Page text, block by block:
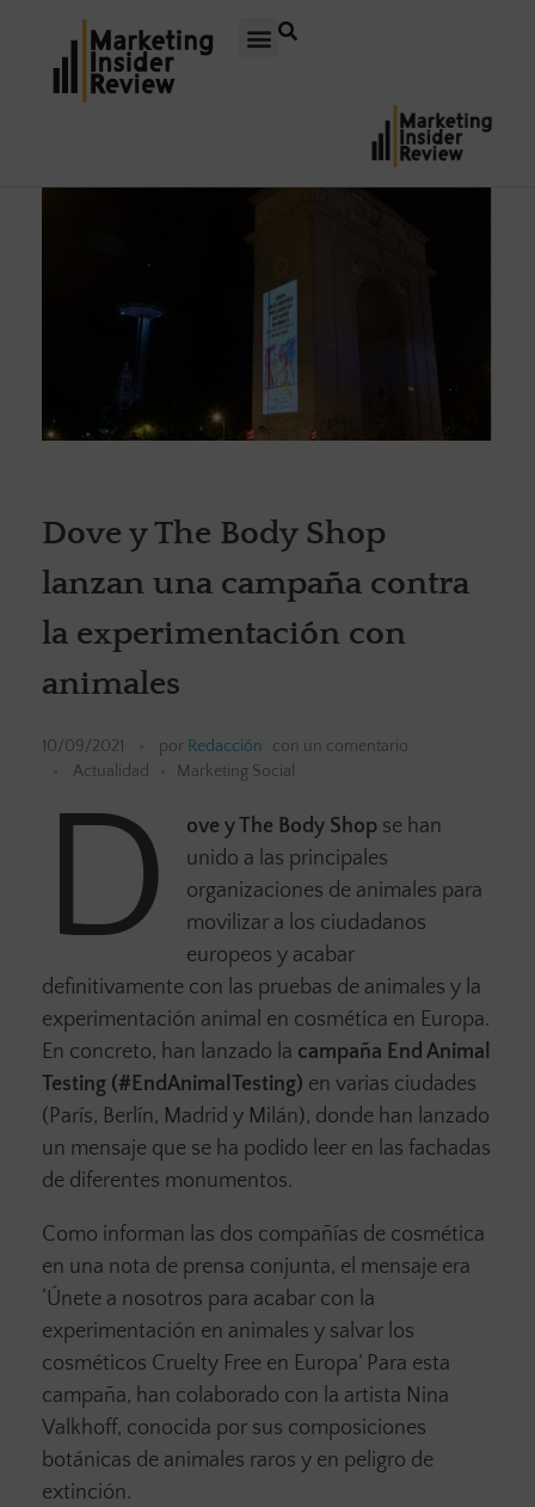
Dove y The Body Shop
lanzan una campaña contra
la experimentación con
animales
10/09/2021 por Redacción con un comentario
Actualidad
Marketing Social
D ove y The Body Shop se han
unido a las principales
organizaciones de animales para
movilizar a los ciudadanos
europeos y acabar
definitivamente con las pruebas de animales y la
experimentación animal en cosmética en Europa.
En concreto, han lanzado la campaña End Animal
Testing (#EndAnimalTesting) en varias ciudades
(París, Berlín, Madrid y Milán), donde han lanzado
un mensaje que se ha podido leer en las fachadas
de diferentes monumentos.
Como informan las dos compañías de cosmética
en una nota de prensa conjunta, el mensaje era
‘Únete a nosotros para acabar con la
experimentación en animales y salvar los
cosméticos Cruelty Free en Europa’ Para esta
campaña, han colaborado con la artista Nina
Valkhoff, conocida por sus composiciones
botánicas de animales raros y en peligro de
extinción.